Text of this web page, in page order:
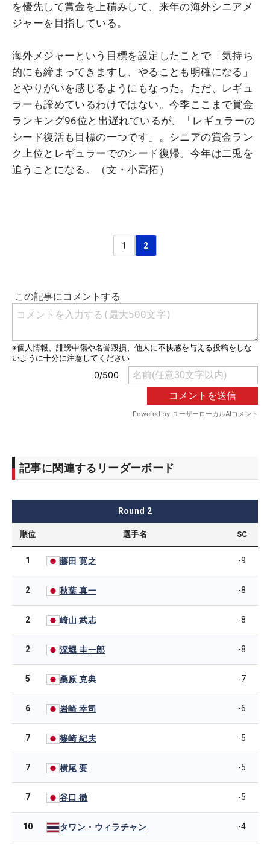
を優先して賞金を上積みして、来年の海外シニアメ
ジャーを目指している。
海外メジャーという目標を設定したことで「気持ち
的にも締まってきますし、やることも明確になる」
とやりがいを感じるようにもなった。ただ、レギュ
ラーも諦めているわけではない。今季ここまで賞金
ランキング96位と出遅れているが、「レギュラーの
シード復活も目標の一つです」。シニアの賞金ラン
ク上位とレギュラーでのシード復帰。今年は二兎を
追うことになる。（文・小高拓）
1 2
記事に関連するリーダーボード
Round 2
順位 選手名 SC
1 藤田 寛之 -9
2 秋葉 真一 -8
2 崎山 武志 -8
2 深堀 圭一郎 -8
5 桑原 克典 -7
6 岩崎 幸司 -6
7 篠崎 紀夫 -5
7 横尾 要 -5
7 谷口 徹 -5
10 タワン・ウィラチャン -4